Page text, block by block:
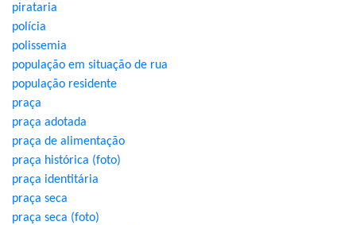
pirataria
polícia
polissemia
população em situação de rua
população residente
praça
praça adotada
praça de alimentação
praça histórica (foto)
praça identitária
praça seca
praça seca (foto)